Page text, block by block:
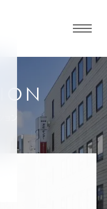
ルメ
ニュ
ーボ
タン